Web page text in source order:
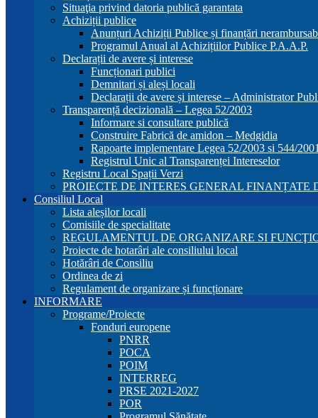
Situaţia privind datoria publică garantata
Achiziții publice
Anunțuri Achiziții Publice și finanțări
Programul Anual al Achizițiilor Publice P.A.A.P.
Declarații de avere și interese
Funcționari publici
Demnitari și aleși locali
Declarații de avere și interese – Administrator
Transparență decizională – Legea 52/2003
Informare si consultare publică
Construire Fabrică de amidon – Medgidia
Rapoarte implementare Legea 52/2003 si 544/2001
Registrul Unic al Transparenței Intereselor
Registru Local Spații Verzi
PROIECTE DE INTERES GENERAL
Consiliul Local
Lista aleșilor locali
Comisiile de specialitate
REGULAMENTUL DE ORGANIZARE SI
Proiecte de hotarâri ale consiliului local
Hotărâri de Consiliu
Ordinea de zi
Regulament de organizare și funcționare
INFORMARE
Programe/Proiecte
Fonduri europene
PNRR
POCA
POIM
INTERREG
PRSE 2021-2027
POR